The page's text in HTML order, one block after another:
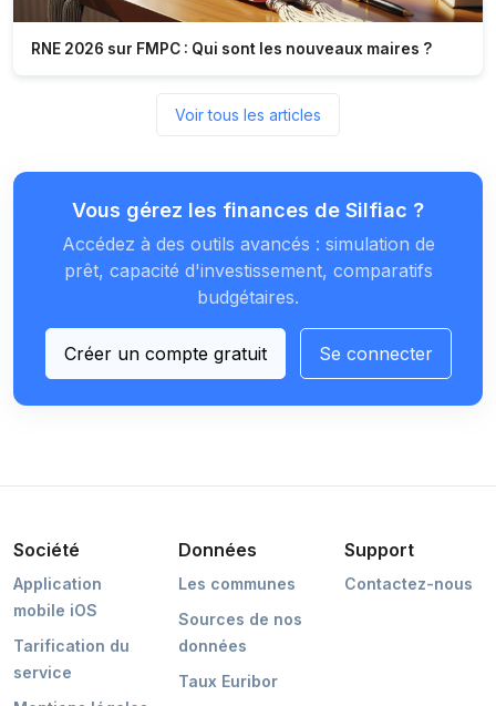
RNE 2026 sur FMPC : Qui sont les nouveaux maires ?
Voir tous les articles
Vous gérez les finances de Silfiac ?
Accédez à des outils avancés : simulation de
prêt, capacité d'investissement, comparatifs
budgétaires.
Créer un compte gratuit Se connecter
Société
Application
mobile iOS
Tarification du
service
Données
Les communes
Sources de nos
données
Taux Euribor
Support
Contactez-nous